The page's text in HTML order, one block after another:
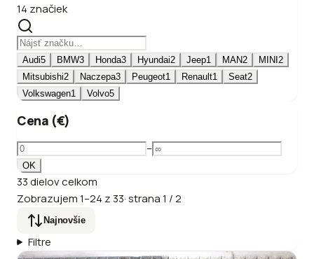
14 značiek
Audi5 BMW3 Honda3 Hyundai2 Jeep1 MAN2 MINI 2
Mitsubishi2 Naczepa3 Peugeot1 Renault1 Seat2
Volkswagen1 Volvo5
Cena (€)
–
OK
33dielovcelkom
Zobrazujem1–24 z 33·strana1 /2
Najnovšie
Filtre